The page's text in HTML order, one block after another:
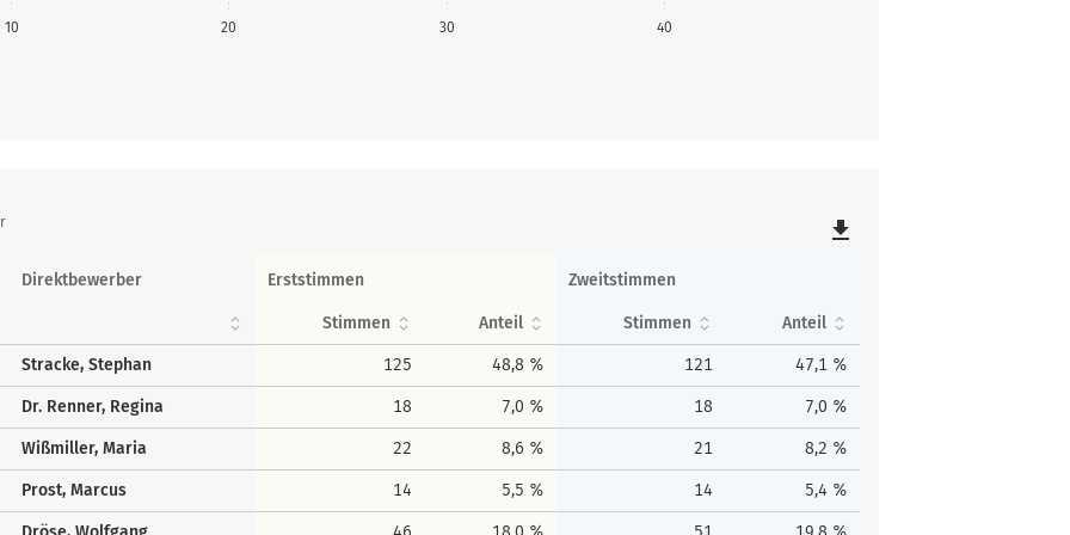
10 20 30 40
file_download
Direktbewerber Erststimmen Zweitstimmen
Stimmen Anteil Stimmen Anteil
Stracke, Stephan 125 48,8 % 121 47,1 %
Dr. Renner, Regina 18 7,0 % 18 7,0 %
Wißmiller, Maria 22 8,6 % 21 8,2 %
Prost, Marcus 14 5,5 % 14 5,4 %